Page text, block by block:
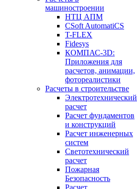
машиностроении
НТЦ АПМ
CSoft AutomatiCS
T-FLEX
Fidesys
КОМПАС-3D:
Приложения для
расчетов, анимации,
фотореалистики
Расчеты в строительстве
Электротехнический
расчет
Расчет фундаментов
и конструкций
Расчет инженерных
систем
Светотехнический
расчет
Пожарная
Безопасность
Расчет